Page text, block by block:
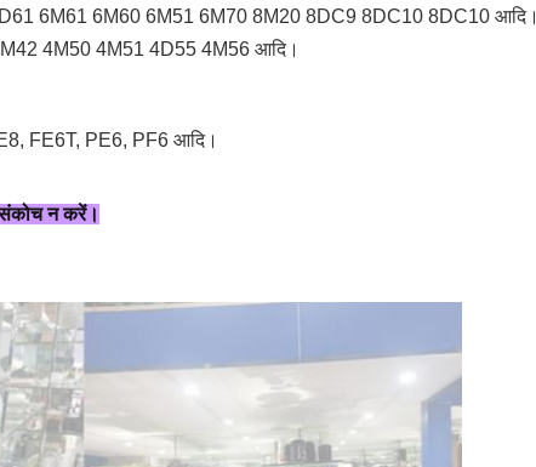
6M61 6M60 6M51 6M70 8M20 8DC9 8DC10 8DC10 आदि।
4M50 4M51 4D55 4M56 आदि।
FE6T, PE6, PF6 आदि।
न करें।